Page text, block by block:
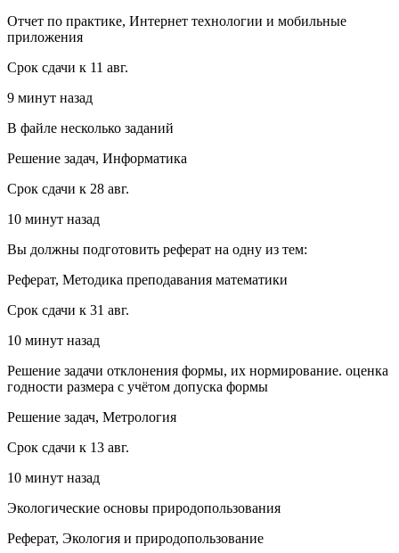
Отчет по практике, Интернет технологии и мобильные
приложения
Срок сдачи к 11 авг.
9 минут назад
В файле несколько заданий
Решение задач, Информатика
Срок сдачи к 28 авг.
10 минут назад
Вы должны подготовить реферат на одну из тем:
Реферат, Методика преподавания математики
Срок сдачи к 31 авг.
10 минут назад
Решение задачи отклонения формы, их нормирование. оценка
годности размера с учётом допуска формы
Решение задач, Метрология
Срок сдачи к 13 авг.
10 минут назад
Экологические основы природопользования
Реферат, Экология и природопользование